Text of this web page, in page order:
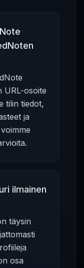
URL-osoite
tilin tiedot,
ja
ilmainen
täysin
osa